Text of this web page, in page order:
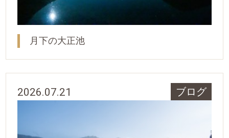
月下の大正池
2026.07.21 ブログ